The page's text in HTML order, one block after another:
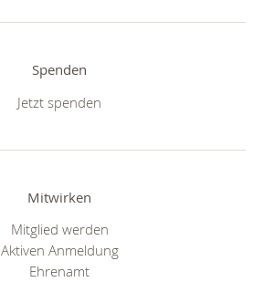
Spenden
Jetzt spenden
Mitwirken
Mitglied werden
Aktiven Anmeldung
Ehrenamt